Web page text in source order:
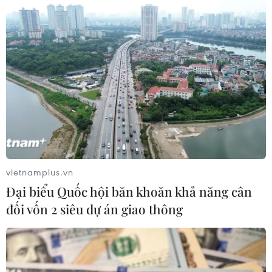
Tưởng niệm 748 năm ngày
Tướng quân Phạm Ngũ
Lão ra quân đánh giặc
Hằng năm, nhân dân Phù Ủng lấy
ngày 11 tháng Giêng Âm lịch
(ngày Tướng quân Phạm Ngũ Lão
ra quân đánh giặc) để tổ chức Lễ
hội truyền thống, tưởng nhớ công
lao của vị tướng tài ba.
(TTXVN/Vietnam+)
vietnamplus.vn
Đại biểu Quốc hội băn khoăn khả năng cân
đối vốn 2 siêu dự án giao thông